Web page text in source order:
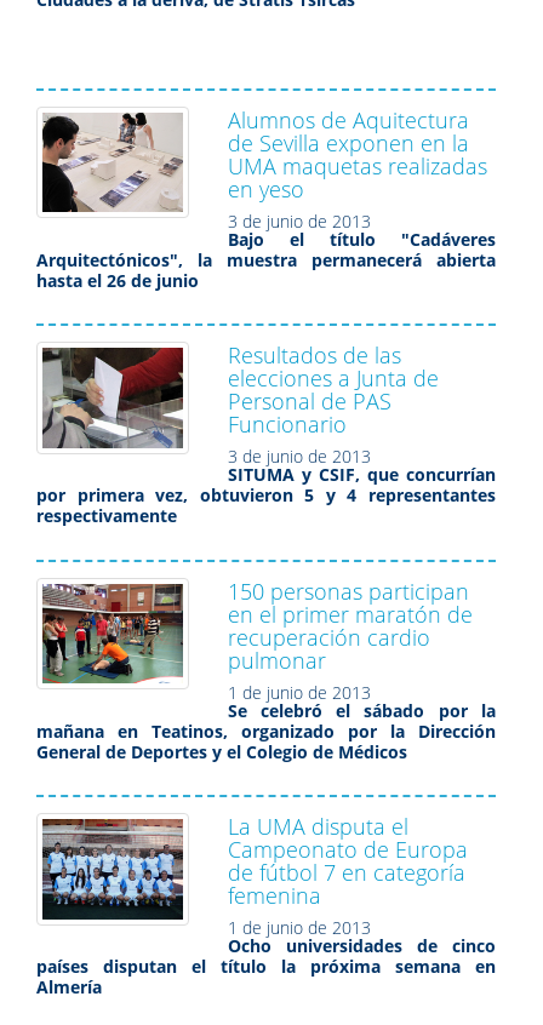
Alumnos de Aquitectura
de Sevilla exponen en la
UMA maquetas realizadas
en yeso
3 de junio de 2013
Bajo el título "Cadáveres
Arquitectónicos", la muestra permanecerá abierta
hasta el 26 de junio
Resultados de las
elecciones a Junta de
Personal de PAS
Funcionario
3 de junio de 2013
SITUMA y CSIF, que concurrían
por primera vez, obtuvieron 5 y 4 representantes
respectivamente
150 personas participan
en el primer maratón de
recuperación cardio
pulmonar
1 de junio de 2013
Se celebró el sábado por la
mañana en Teatinos, organizado por la Dirección
General de Deportes y el Colegio de Médicos
La UMA disputa el
Campeonato de Europa
de fútbol 7 en categoría
femenina
1 de junio de 2013
Ocho universidades de cinco
países disputan el título la próxima semana en
Almería